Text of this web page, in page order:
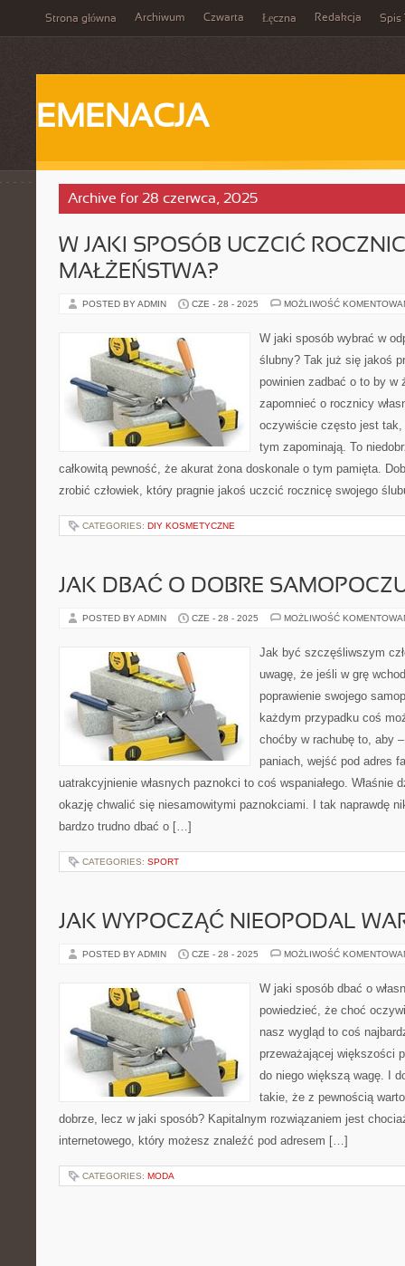
Strona główna Archiwum Czwarta Łęczna Redakcja Spis
EMENACJA
Archive for 28 czerwca, 2025
W JAKI SPOSÓB UCZCIĆ
MAŁŻEŃSTWA?
POSTED BY ADMIN CZE - 28 - 2025 MOŻLIWOŚĆ
W jaki sposób wybrać w
ślubny? Tak już się jakoś
powinien zadbać o to by w
zapomnieć o rocznicy
oczywiście często jest
tym zapominają. To
całkowitą pewność, że akurat żona doskonale o tym pamięta.
zrobić człowiek, który pragnie jakoś uczcić rocznicę swojego
CATEGORIES: DIY KOSMETYCZNE
JAK DBAĆ O DOBRE
POSTED BY ADMIN CZE - 28 - 2025 MOŻLIWOŚĆ
Jak być szczęśliwszym
uwagę, że jeśli w grę
poprawienie swojego
każdym przypadku coś
choćby w rachubę to, aby
paniach, wejść pod adres
uatrakcyjnienie własnych paznokci to coś wspaniałego. Właśnie
okazję chwalić się niesamowitymi paznokciami. I tak naprawdę
bardzo trudno dbać o […]
CATEGORIES: SPORT
JAK WYPOCZĄĆ NIEOPODAL
POSTED BY ADMIN CZE - 28 - 2025 MOŻLIWOŚĆ
W jaki sposób dbać o
powiedzieć, że choć
nasz wygląd to coś
przeważającej większości
do niego większą wagę. I
takie, że z pewnością
dobrze, lecz w jaki sposób? Kapitalnym rozwiązaniem jest
internetowego, który możesz znaleźć pod adresem […]
CATEGORIES: MODA